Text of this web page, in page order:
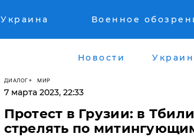
Украина Военное
Новости
ДИАЛОГ МИР
7 марта 2023, 22:33
Протест в Грузии: в
стрелять по